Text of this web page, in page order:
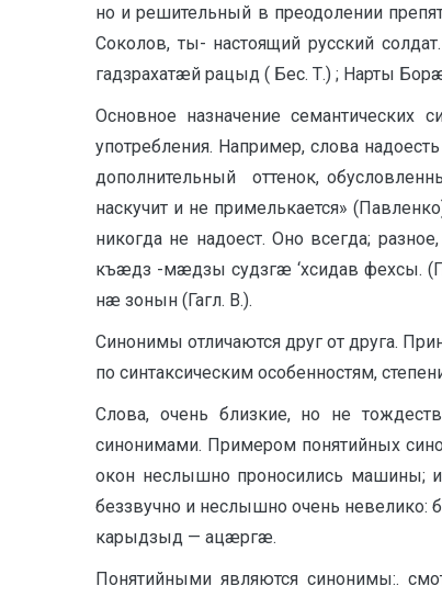
но и решительный в преодолении
Соколов, ты- настоящий русский
гадзрахатæй рацыд ( Бес. Т.) ; Нарты
Основное назначение
употребления. Например, слова
дополнительный оттенок,
наскучит и не примелькается»
никогда не надоест. Оно всегда;
къæдз -мæдзы судзгæ ‘хсидав фехсы.
нæ зонын (Гагл. В.).
Синонимы отличаются друг от друга.
по синтаксическим особенностям,
Слова, очень близкие, но не
синонимами. Примером понятийных
окон неслышно проносились машины;
беззвучно и неслышно очень невелико:
карыдзыд — ацæргæ.
Понятийными являются синонимы:.